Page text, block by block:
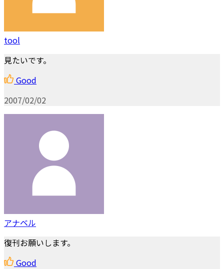
tool
見たいです。
Good
2007/02/02
アナベル
復刊お願いします。
Good